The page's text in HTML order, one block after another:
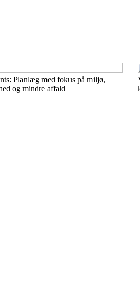
Planlæg med fokus på miljø,
og mindre affald